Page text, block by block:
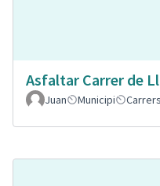
Asfaltar Carrer de
Juan
Municipi